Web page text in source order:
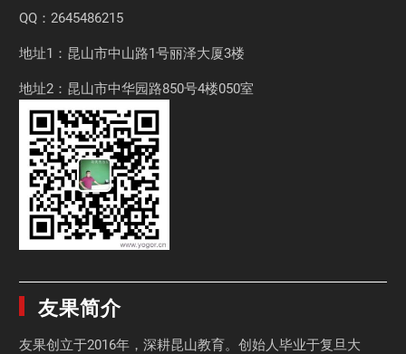
QQ：2645486215
地址1：昆山市中山路1号丽泽大厦3楼
地址2：昆山市中华园路850号4楼050室
友果简介
友果创立于2016年，深耕昆山教育。创始人毕业于复旦大